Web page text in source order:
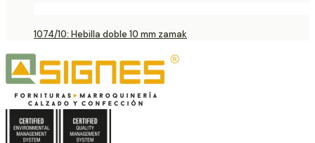
1074/10: Hebilla doble 10 mm zamak